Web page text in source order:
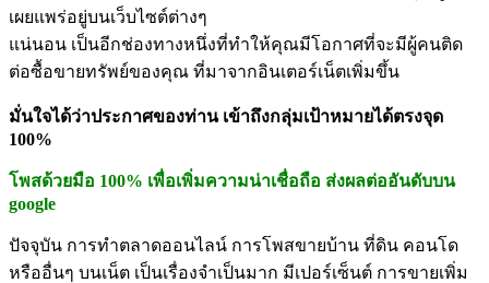
เผยแพร่อยู่บนเว็บไซต์ต่างๆ
แน่นอน เป็นอีกช่องทางหนึ่งที่ทำให้คุณมีโอกาศที่จะมีผู้คนติด
ต่อซื้อขายทรัพย์ของคุณ ที่มาจากอินเตอร์เน็ตเพิ่มขึ้น
มั่นใจได้ว่าประกาศของท่าน เข้าถึงกลุ่มเป้าหมายได้ตรงจุด
100%
โพสด้วยมือ 100% เพื่อเพิ่มความน่าเชื่อถือ ส่งผลต่ออันดับบน
google
ปัจจุบัน การทำตลาดออนไลน์ การโพสขายบ้าน ที่ดิน คอนโด
หรืออื่นๆ บนเน็ต เป็นเรื่องจำเป็นมาก มีเปอร์เซ็นต์ การขายเพิ่ม